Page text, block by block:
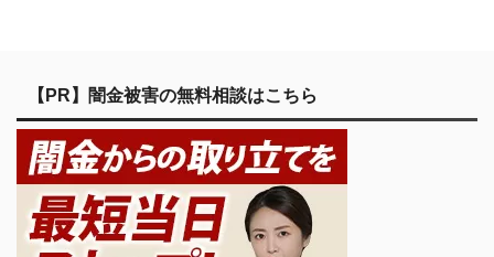
【PR】闇金被害の無料相談はこちら